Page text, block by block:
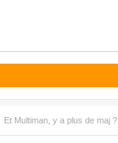
Et Multiman, y a plus de maj ?